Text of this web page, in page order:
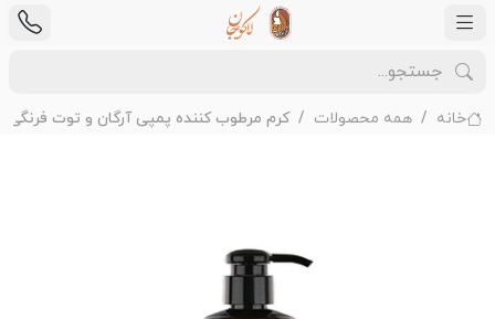
خانه همه محصولات کرم مرطوب کننده پمپی آرگان و توت